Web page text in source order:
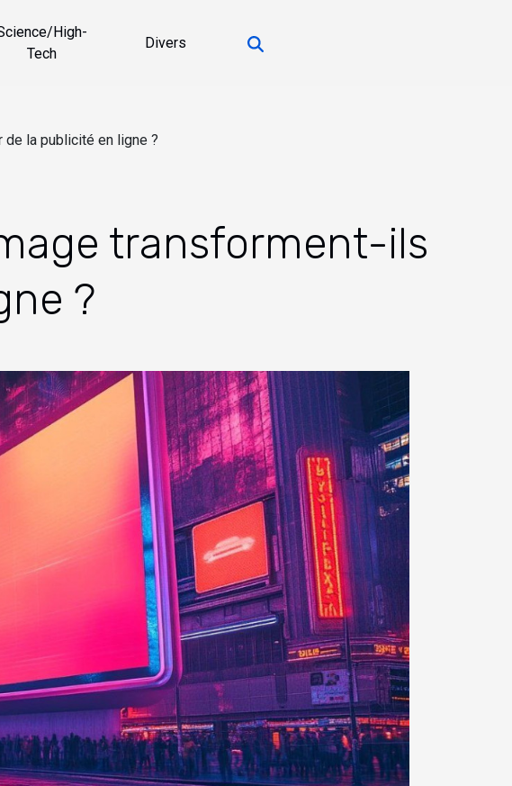
High-
Tech
Divers
la publicité en ligne ?
transforment-ils
?